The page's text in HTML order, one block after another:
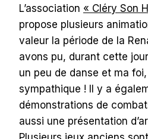
L’association « Cléry Son
propose plusieurs
valeur la période de la
avons pu, durant cette
un peu de danse et ma
sympathique ! Il y a
démonstrations de
aussi une présentation